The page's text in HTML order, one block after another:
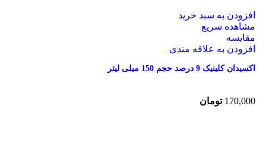
افزودن به سبد خرید
مشاهده سریع
مقایسه
افزودن به علاقه مندی
اکسیدان کلینیک 9 درصد حجم 150 میلی لیتر
170,000 تومان